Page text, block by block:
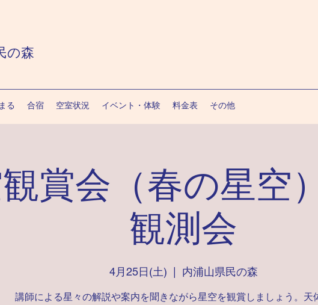
の森
る 合宿 空室状況 イベント・体験 料金表 その他
賞会（春の星空
観測会
4月25日(土) 内浦山県民の森
講師による星々の解説や案内を聞きながら星空を観賞しましょう。天